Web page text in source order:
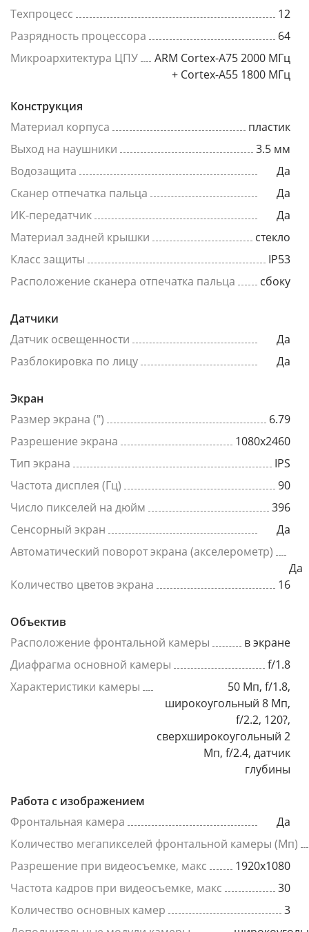
Техпроцесс
12
Разрядность процессора
64
Микроархитектура ЦПУ
ARM Cortex-A75 2000 МГц
+ Cortex-A55 1800 МГц
Конструкция
Материал корпуса
пластик
Выход на наушники
3.5 мм
Водозащита
Да
Сканер отпечатка пальца
Да
ИК-передатчик
Да
Материал задней крышки
стекло
Класс защиты
IP53
Расположение сканера отпечатка пальца
сбоку
Датчики
Датчик освещенности
Да
Разблокировка по лицу
Да
Экран
Размер экрана (")
6.79
Разрешение экрана
1080x2460
Тип экрана
IPS
Частота дисплея (Гц)
90
Число пикселей на дюйм
396
Сенсорный экран
Да
Автоматический поворот экрана (акселерометр)
Да
Количество цветов экрана
16
Объектив
Расположение фронтальной камеры
в экране
Диафрагма основной камеры
f/1.8
Характеристики камеры
50 Мп, f/1.8,
широкоугольный 8 Мп,
f/2.2, 120?,
сверхширокоугольный 2
Мп, f/2.4, датчик
глубины
Работа с изображением
Фронтальная камера
Да
Количество мегапикселей фронтальной камеры (Мп)
Разрешение при видеосъемке, макс
1920x1080
Частота кадров при видеосъемке, макс
30
Количество основных камер
3